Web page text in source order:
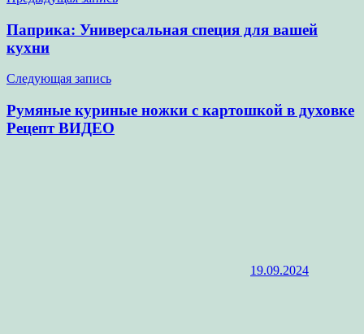
по
записям
Паприка: Универсальная специя для вашей
кухни
Следующая запись
Румяные куриные ножки с картошкой в духовке
Рецепт ВИДЕО
19.09.2024